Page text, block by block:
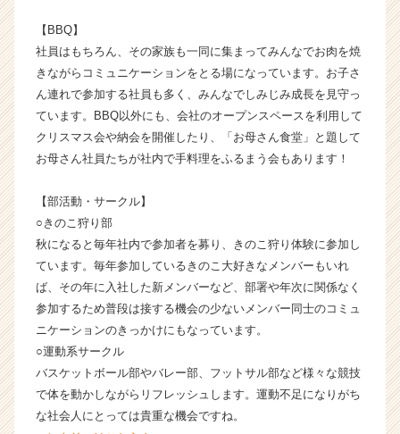
ー
ク
の
タ
イ
ム
ラ
ベ
ン
チ
ャ
ー・
成
企
か
ら
【BBQ】
社員はもちろん、その家族も一同に集まってみんなでお肉を焼
きながらコミュニケーションをとる場になっています。お子さ
ん連れで参加する社員も多く、みんなでしみじみ成長を見守っ
ています。BBQ以外にも、会社のオープンスペースを利用して
クリスマス会や納会を開催したり、「お母さん食堂」と題して
お母さん社員たちが社内で手料理をふるまう会もあります！
【部活動・サークル】
○きのこ狩り部
秋になると毎年社内で参加者を募り、きのこ狩り体験に参加し
ています。毎年参加しているきのこ大好きなメンバーもいれ
ば、その年に入社した新メンバーなど、部署や年次に関係なく
参加するため普段は接する機会の少ないメンバー同士のコミュ
ニケーションのきっかけにもなっています。
○運動系サークル
バスケットボール部やバレー部、フットサル部など様々な競技
で体を動かしながらリフレッシュします。運動不足になりがち
な社会人にとっては貴重な機会ですね。